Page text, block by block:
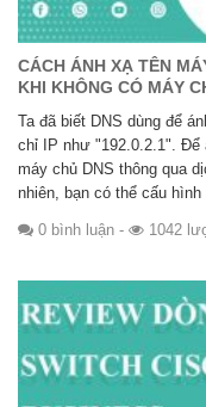
CÁCH ÁNH XẠ TÊN
KHI KHÔNG CÓ MÁY
Ta đã biết DNS dùng để
chỉ IP như "192.0.2.1". Để
máy chủ DNS thông qua
nhiên, bạn có thể cấu
0 bình luận - 1042